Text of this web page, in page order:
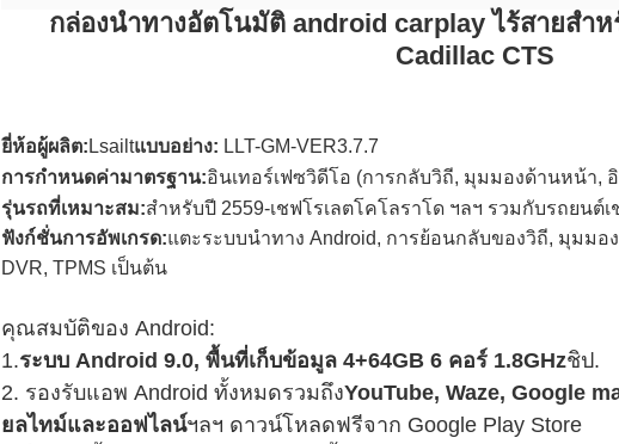
กล่องนำทางอัตโนมัติ android carplay ไร้สายสำ
Cadillac CTS
ยี่ห้อผู้ผลิต: Lsailtแบบอย่าง: LLT-GM-VER3.7.7
การกำหนดค่ามาตรฐาน:อินเทอร์เฟซวิดีโอ (การกลับวิถี, มุมมองด้านหน้า,
รุ่นรถที่เหมาะสม:สำหรับปี 2559-เชฟโรเลตโคโลราโด ฯลฯ รวมกับรถยนต์เ
ฟังก์ชั่นการอัพเกรด:แตะระบบนำทาง Android, การย้อนกลับของวิถี, มุมมอ
DVR, TPMS เป็นต้น
คุณสมบัติของ Android:
1.ระบบ Android 9.0, พื้นที่เก็บข้อมูล 4+64GB 6 คอร์ 1.8GHzชิป.
2. รองรับแอพ Android ทั้งหมดรวมถึงYouTube, Waze, Google
ยลไทม์และออฟไลน์ฯลฯ ดาวน์โหลดฟรีจาก Google Play Store